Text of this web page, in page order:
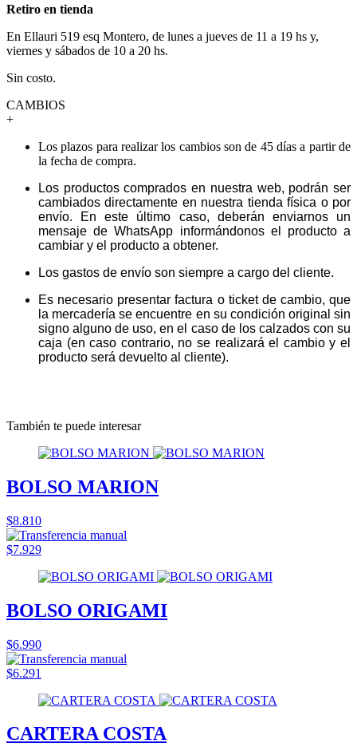
Retiro en tienda
En Ellauri 519 esq Montero, de lunes a jueves de 11 a 19 hs y,
viernes y sábados de 10 a 20 hs.
Sin costo.
CAMBIOS
+
Los plazos para realizar los cambios son de 45 días a partir de
la fecha de compra.
Los productos comprados en nuestra web, podrán ser
cambiados directamente en nuestra tienda física o por
envío. En este último caso, deberán enviarnos un
mensaje de WhatsApp informándonos el producto a
cambiar y el producto a obtener.
Los gastos de envío son siempre a cargo del cliente.
Es necesario presentar factura o ticket de cambio, que
la mercadería se encuentre en su condición original sin
signo alguno de uso, en el caso de los calzados con su
caja (en caso contrario, no se realizará el cambio y el
producto será devuelto al cliente).
También te puede interesar
BOLSO MARION
$8.810
$7.929
BOLSO ORIGAMI
$6.990
$6.291
CARTERA COSTA